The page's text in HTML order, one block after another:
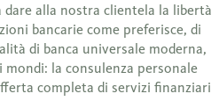
alla nostra clientela la libertà
bancarie come preferisce, di
di banca universale moderna,
la consulenza personale
completa di servizi finanziari